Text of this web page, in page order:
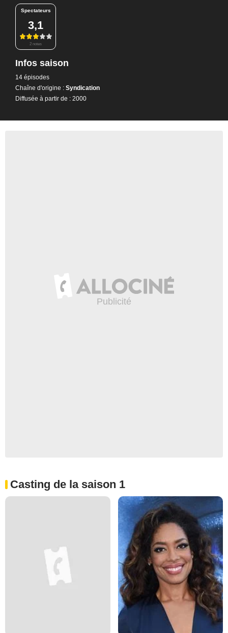
Spectateurs
3,1
2 notes
Infos saison
14 épisodes
Chaîne d'origine : Syndication
Diffusée à partir de : 2000
Casting de la saison 1